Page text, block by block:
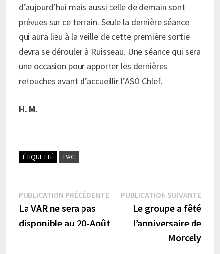
d’aujourd’hui mais aussi celle de demain sont
prévues sur ce terrain. Seule la dernière séance
qui aura lieu à la veille de cette première sortie
devra se dérouler à Ruisseau. Une séance qui sera
une occasion pour apporter les dernières
retouches avant d’accueillir l’ASO Chlef.
H. M.
ÉTIQUETTÉ PAC
Navigation
de
l’article
PUBLICATION PRÉCÉDENTEPublication
précédente :
La VAR ne sera pas
disponible au 20-Août
PUBLICATION SUIVANTE
Le groupe a fêté
l’anniversaire de
Morcely